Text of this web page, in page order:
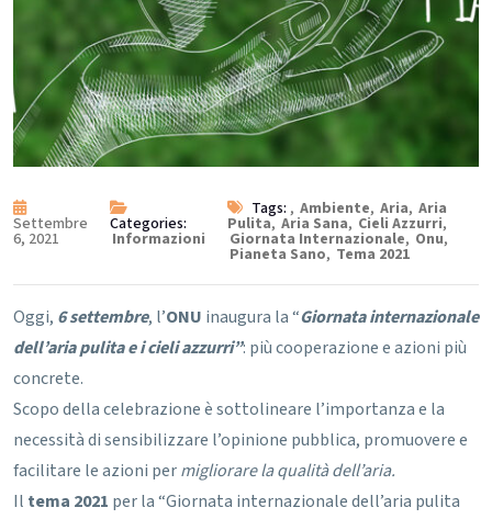
Settembre
6, 2021
Categories:
Informazioni
Tags: , Ambiente, Aria, Aria
Pulita, Aria Sana, Cieli Azzurri,
Giornata Internazionale, Onu,
Pianeta Sano, Tema 2021
Oggi, 6 settembre, l’ONU inaugura la “Giornata internazionale
dell’aria pulita e i cieli azzurri”: più cooperazione e azioni più
concrete.
Scopo della celebrazione è sottolineare l’importanza e la
necessità di sensibilizzare l’opinione pubblica, promuovere e
facilitare le azioni permigliorare la qualità dell’aria.
Il tema 2021 per la “Giornata internazionale dell’aria pulita